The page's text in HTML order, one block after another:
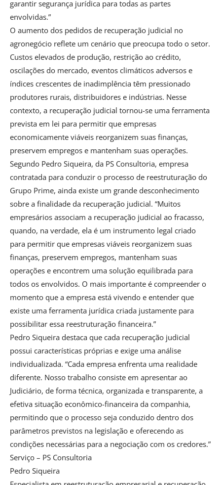
garantir segurança jurídica para todas as partes
envolvidas.”
O aumento dos pedidos de recuperação judicial no
agronegócio reflete um cenário que preocupa todo o setor.
Custos elevados de produção, restrição ao crédito,
oscilações do mercado, eventos climáticos adversos e
índices crescentes de inadimplência têm pressionado
produtores rurais, distribuidores e indústrias. Nesse
contexto, a recuperação judicial tornou-se uma ferramenta
prevista em lei para permitir que empresas
economicamente viáveis reorganizem suas finanças,
preservem empregos e mantenham suas operações.
Segundo Pedro Siqueira, da PS Consultoria, empresa
contratada para conduzir o processo de reestruturação do
Grupo Prime, ainda existe um grande desconhecimento
sobre a finalidade da recuperação judicial. “Muitos
empresários associam a recuperação judicial ao fracasso,
quando, na verdade, ela é um instrumento legal criado
para permitir que empresas viáveis reorganizem suas
finanças, preservem empregos, mantenham suas
operações e encontrem uma solução equilibrada para
todos os envolvidos. O mais importante é compreender o
momento que a empresa está vivendo e entender que
existe uma ferramenta jurídica criada justamente para
possibilitar essa reestruturação financeira.”
Pedro Siqueira destaca que cada recuperação judicial
possui características próprias e exige uma análise
individualizada. “Cada empresa enfrenta uma realidade
diferente. Nosso trabalho consiste em apresentar ao
Judiciário, de forma técnica, organizada e transparente, a
efetiva situação econômico-financeira da companhia,
permitindo que o processo seja conduzido dentro dos
parâmetros previstos na legislação e oferecendo as
condições necessárias para a negociação com os credores.”
Serviço – PS Consultoria
Pedro Siqueira